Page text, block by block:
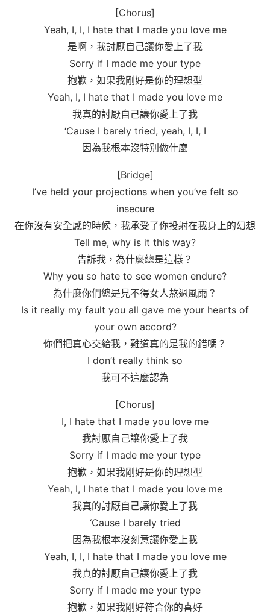
[Chorus]
Yeah, I, I, I hate that I made you love me
是啊，我討厭自己讓你愛上了我
Sorry if I made me your type
抱歉，如果我剛好是你的理想型
Yeah, I, I hate that I made you love me
我真的討厭自己讓你愛上了我
‘Cause I barely tried, yeah, I, I, I
因為我根本沒特別做什麼
[Bridge]
I’ve held your projections when you’ve felt so
insecure
在你沒有安全感的時候，我承受了你投射在我身上的幻想
Tell me, why is it this way?
告訴我，為什麼總是這樣？
Why you so hate to see women endure?
為什麼你們總是見不得女人熬過風雨？
Is it really my fault you all gave me your hearts of
your own accord?
你們把真心交給我，難道真的是我的錯嗎？
I don’t really think so
我可不這麼認為
[Chorus]
I, I hate that I made you love me
我討厭自己讓你愛上了我
Sorry if I made me your type
抱歉，如果我剛好是你的理想型
Yeah, I, I hate that I made you love me
我真的討厭自己讓你愛上了我
‘Cause I barely tried
因為我根本沒刻意讓你愛上我
Yeah, I, I, I hate that I made you love me
我真的討厭自己讓你愛上了我
Sorry if I made me your type
抱歉，如果我剛好符合你的喜好